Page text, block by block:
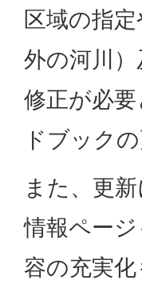
区域の指
外の河川
修正が必
ドブック
また、更
情報ペー
容の充実化